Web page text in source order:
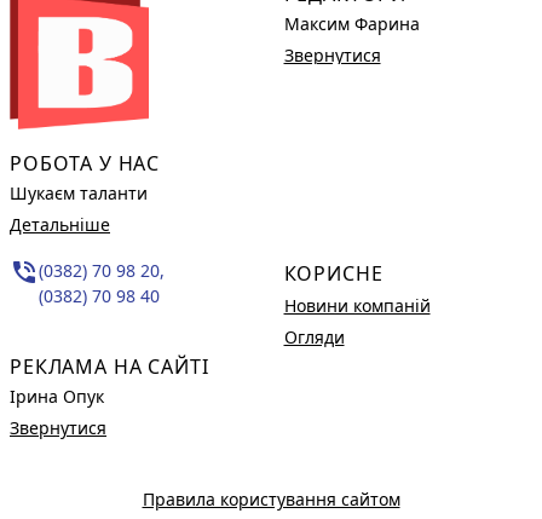
РОБОТА У НАС
Шукаєм таланти
Детальніше
phone_in_talk(0382) 70 98 20,
(0382) 70 98 40
РЕКЛАМА НА САЙТІ
Ірина Опук
Звернутися
Максим Фарина
Звернутися
КОРИСНЕ
Новини компаній
Огляди
Правила користування сайтом